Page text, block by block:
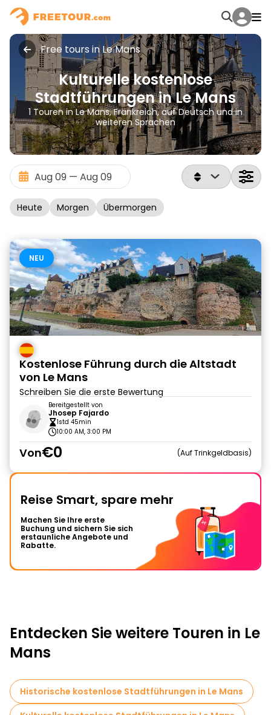
Free tours in Le Mans
Kulturelle kostenlose
Stadtführungen in Le Mans
1 Touren in Le Mans, Frankreich, auf Deutsch und in
weiteren Sprachen
Heute Morgen Übermorgen
NEU
Kostenlose Führung durch die Altstadt
von Le Mans
Schreiben Sie die erste Bewertung
Bereitgestellt von
Jhosep Fajardo
1std 45min
10:00 AM, 3:00 PM
Von€0 Auf Trinkgeldbasis
Reise Smart, spare mehr
Machen Sie Ihre erste
Buchung und sichern Sie sich
erstaunliche Angebote und
Rabatte.
Entdecken Sie weitere Touren in Le
Mans
Historische kostenlose Stadtführungen in Le Mans